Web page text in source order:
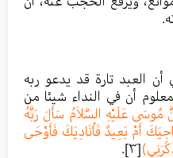
العبد تارة قد يدعو ربه
أن في النداء شيئا من
مُوسَى عَلَيْهِ السَّلاَمُ سَأَلَ رَبَّهُ
أَمْ بَعِيدٌ فَأُنَادِيَكَ فَأَوْحَى
[٣] .